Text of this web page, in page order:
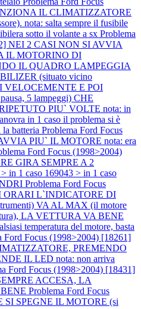
IL CLIMATIZZATORE
nota: salta sempre il fusibile
sotto il volante a sx Problema
NEI 2 CASI NON SI AVVIA
IL MOTORINO DI
IL QUADRO LAMPEGGIA
(situato vicino
VELOCEMENTE E POI
5 lampeggi) CHE
PIU` VOLTE nota: in
in 1 caso il problema si è
batteria Problema Ford Focus
PIU` IL MOTORE nota: era
Ford Focus (1998>2004)
GIRA SEMPRE A 2
in 1 caso 169043 > in 1 caso
Problema Ford Focus
ORARI L`INDICATORE DI
VA AL MAX (il motore
LA VETTURA VA BENE
temperatura del motore, basta
Ford Focus (1998>2004) [18261]
PREMENDO
IL LED nota: non arriva
Ford Focus (1998>2004) [18431]
ACCESA, LA
Problema Ford Focus
SI SPEGNE IL MOTORE (si